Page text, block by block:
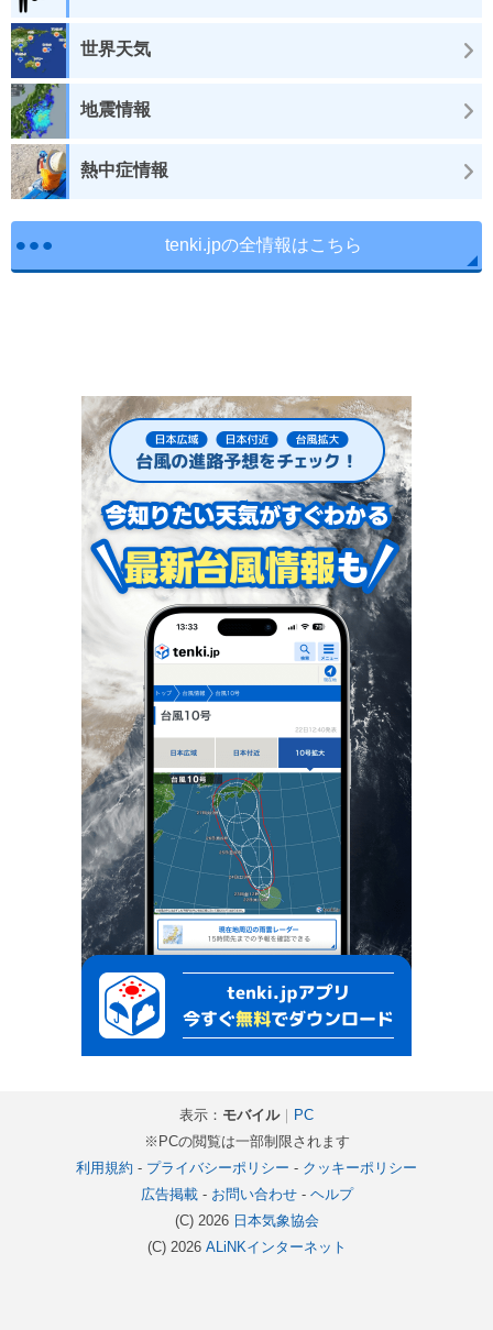
世界天気
地震情報
熱中症情報
tenki.jpの全情報はこちら
表示： モバイル｜ PC
※PCの閲覧は一部制限されます
利用規約 - プライバシーポリシー - クッキーポリシー
広告掲載- お問い合わせ- ヘルプ
(C) 2026 日本気象協会
(C) 2026 ALiNKインターネット